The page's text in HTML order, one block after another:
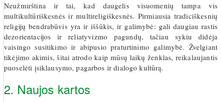
Neužmirština ir tai, kad daugelis visuomenių tampa vis
multikultūriškesnės ir multireligiškesnės. Pirmiausia tradiciškesnių
religijų bendrabūvis yra ir iššūkis, ir galimybė: gali daugiau rastis
dezorientacijos ir reliatyvizmo pagundų, tačiau sykiu didėja
vaisingo susitikimo ir abipusio praturtinimo galimybė. Žvelgiant
tikėjimo akimis, šitai atrodo kaip mūsų laikų ženklas, reikalaujantis
puoselėti įsiklausymo, pagarbos ir dialogo kultūrą.
2. Naujos kartos